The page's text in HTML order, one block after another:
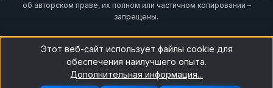
об авторском праве, их полном или частичном копировании –
запрещены.
Этот веб-сайт использует файлы cookie для
обеспечения наилучшего опыта.
Дополнительная информация...